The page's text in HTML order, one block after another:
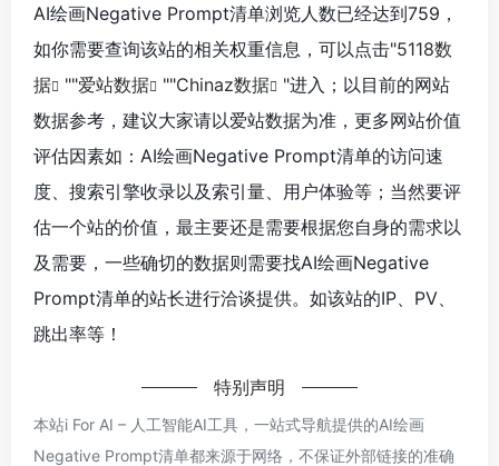
AI绘画Negative Prompt清单浏览人数已经达到759，
如你需要查询该站的相关权重信息，可以点击"5118数
据
""爱站数据 ""Chinaz数据
"进入；以目前的网站
数据参考，建议大家请以爱站数据为准，更多网站价值
评估因素如：AI绘画Negative Prompt清单的访问速
度、搜索引擎收录以及索引量、用户体验等；当然要评
估一个站的价值，最主要还是需要根据您自身的需求以
及需要，一些确切的数据则需要找AI绘画Negative
Prompt清单的站长进行洽谈提供。如该站的IP、PV、
跳出率等！
特别声明
本站i For AI – 人工智能AI工具，一站式导航提供的AI绘画
Negative Prompt清单都来源于网络，不保证外部链接的准确